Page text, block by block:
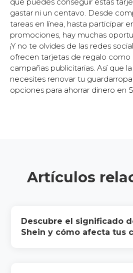
gastar ni un centavo. Desde
tareas en línea, hasta participar
promociones, hay muchas
¡Y no te olvides de las redes
ofrecen tarjetas de regalo como
campañas publicitarias. Así que
necesites renovar tu
opciones para ahorrar dinero en
Artículos
Descubre el significado
Shein y cómo afecta tus